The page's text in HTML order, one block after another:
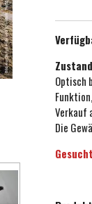
Optisch
Verkauf
Die